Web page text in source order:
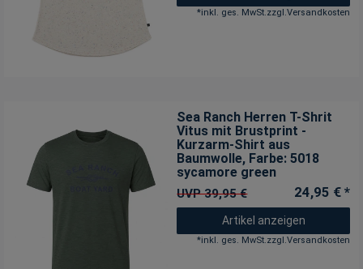
*inkl. ges. MwSt.zzgl.Versandkosten
Sea Ranch Herren T-Shrit
Vitus mit Brustprint -
Kurzarm-Shirt aus
Baumwolle, Farbe: 5018
sycamore green
UVP 39,95 € 24,95 € *
Artikel anzeigen
*inkl. ges. MwSt.zzgl.Versandkosten